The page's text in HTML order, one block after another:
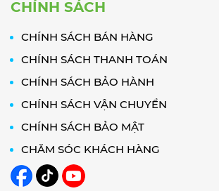
CHÍNH SÁCH
CHÍNH SÁCH BÁN HÀNG
CHÍNH SÁCH THANH TOÁN
CHÍNH SÁCH BẢO HÀNH
CHÍNH SÁCH VẬN CHUYỂN
CHÍNH SÁCH BẢO MẬT
CHĂM SÓC KHÁCH HÀNG